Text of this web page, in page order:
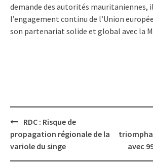
demande des autorités mauritaniennes,
l’engagement continu de l’Union
son partenariat solide et global avec la
Post
navigation
RDC : Risque de
propagation régionale de la
variole du singe
avec